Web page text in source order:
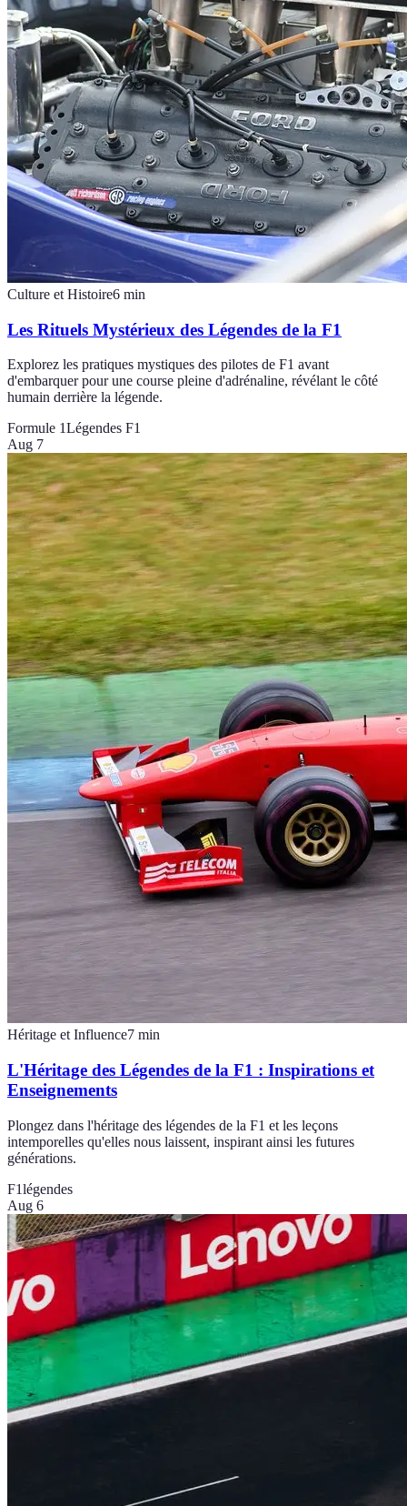
Culture et Histoire6 min
Les Rituels Mystérieux des Légendes de la F1
Explorez les pratiques mystiques des pilotes de F1 avant
d'embarquer pour une course pleine d'adrénaline, révélant le côté
humain derrière la légende.
Formule 1Légendes F1
Aug 7
Héritage et Influence7 min
L'Héritage des Légendes de la F1 : Inspirations et
Enseignements
Plongez dans l'héritage des légendes de la F1 et les leçons
intemporelles qu'elles nous laissent, inspirant ainsi les futures
générations.
F1légendes
Aug 6